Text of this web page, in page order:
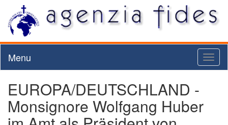
Menu
EUROPA/DEUTSCHLAND -
Monsignore Wolfgang Huber